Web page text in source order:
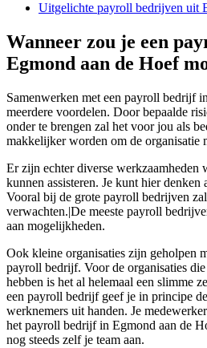
Uitgelichte payroll bedrijven uit
Wanneer zou je een
Egmond aan de Hoef
Samenwerken met een payroll bedrijf
meerdere voordelen. Door bepaalde
onder te brengen zal het voor jou als
makkelijker worden om de organisatie
Er zijn echter diverse werkzaamheden
kunnen assisteren. Je kunt hier denken
Vooral bij de grote payroll bedrijven
verwachten.|De meeste payroll
aan mogelijkheden.
Ook kleine organisaties zijn geholpen
payroll bedrijf. Voor de organisaties
hebben is het al helemaal een slimme
een payroll bedrijf geef je in principe
werknemers uit handen. Je
het payroll bedrijf in Egmond aan de
nog steeds zelf je team aan.